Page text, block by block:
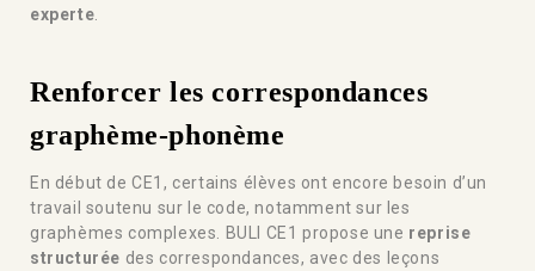
experte
Renforcer les correspondances
graphème-phonème
En début de CE1, certains élèves ont encore besoin d’un
travail soutenu sur le code, notamment sur les
graphèmes complexes. BULI CE1 propose une reprise
structurée des correspondances, avec des leçons